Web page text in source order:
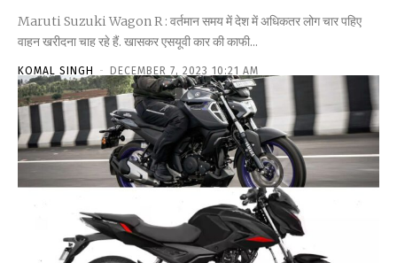
Maruti Suzuki Wagon R : वर्तमान समय में देश में अधिकतर लोग चार पहिए
वाहन खरीदना चाह रहे हैं. खासकर एसयूवी कार की काफी...
KOMAL SINGH - DECEMBER 7, 2023 10:21 AM